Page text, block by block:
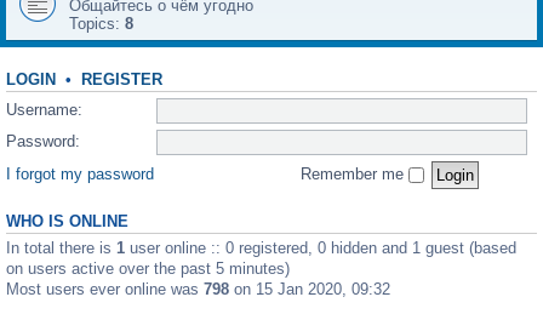
Общайтесь о чём угодно
Topics: 8
LOGIN • REGISTER
Username:
Password:
I forgot my password
Remember me
WHO IS ONLINE
In total there is 1 user online :: 0 registered, 0 hidden and 1 guest (based
on users active over the past 5 minutes)
Most users ever online was 798 on 15 Jan 2020, 09:32